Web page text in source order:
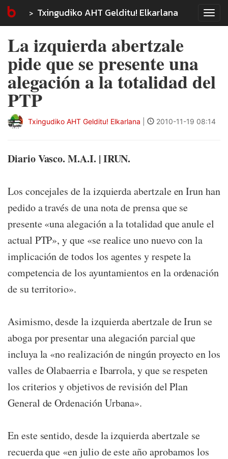
Txingudiko AHT Gelditu! Elkarlana
La izquierda abertzale
pide que se presente una
alegación a la totalidad del
PTP
Txingudiko AHT Gelditu! Elkarlana 2010-11-19 08:14
Diario Vasco. M.A.I. | IRUN.
Los concejales de la izquierda abertzale en Irun han
pedido a través de una nota de prensa que se
presente «una alegación a la totalidad que anule el
actual PTP», y que «se realice uno nuevo con la
implicación de todos los agentes y respete la
competencia de los ayuntamientos en la ordenación
de su territorio».
Asimismo, desde la izquierda abertzale de Irun se
aboga por presentar una alegación parcial que
incluya la «no realización de ningún proyecto en los
valles de Olabaerria e Ibarrola, y que se respeten
los criterios y objetivos de revisión del Plan
General de Ordenación Urbana».
En este sentido, desde la izquierda abertzale se
recuerda que «en julio de este año aprobamos los